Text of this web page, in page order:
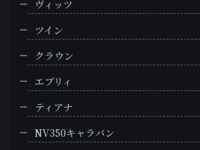
ヴィッツ
ツイン
クラウン
エブリィ
ティアナ
NV350キャラバン